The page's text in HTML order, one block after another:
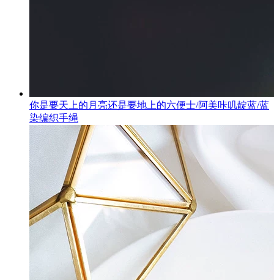
你是要天上的月亮还是要地上的六便士/阿美咔叽靛蓝/蓝
染编织手绳